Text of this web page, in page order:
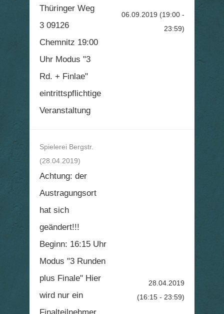
Thüringer Weg
3 09126
Chemnitz 19:00
Uhr Modus "3
Rd. + Finlae"
eintrittspflichtige
Veranstaltung
06.09.2019 (19:00 -
23:59)
Spielerei Bergstr.
(28.04.2019)
Achtung: der
Austragungsort
hat sich
geändert!!!
Beginn: 16:15 Uhr
Modus "3 Runden
plus Finale" Hier
wird nur ein
28.04.2019
(16:15 - 23:59)